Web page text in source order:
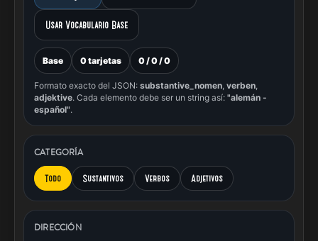
Usar Vocabulario Base
Base 0 tarjetas 0 / 0 / 0
Formato exacto del JSON: substantive_nomen, verben,
adjektive. Cada elemento debe ser un string así: "alemán -
español".
CATEGORÍA
Todo Sustantivos Verbos Adjetivos
DIRECCIÓN